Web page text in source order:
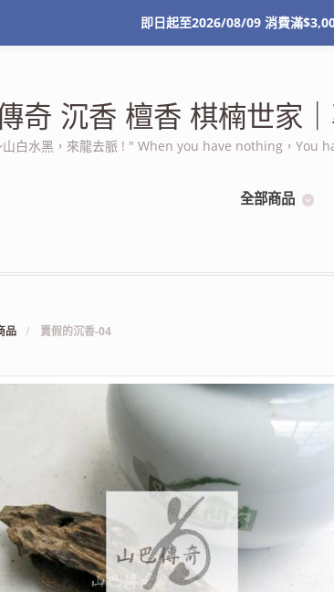
我的帳號
奇 沉香 檀香 棋楠世家
山白水黑，來龍去脈 ! " When you have nothing，You
全部商品
品 / 賣假的沉香-04
即日起至2026/08/09 消費滿